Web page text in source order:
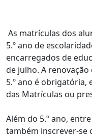
As matrículas dos
5.º ano de
encarregados de
de julho. A
5.º ano é obrigatória,
das Matrículas ou
Além do 5.º ano,
também inscrever-se